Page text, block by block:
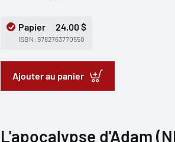
Papier 24,00 $
ISBN: 9782763770550
Ajouter au panier
L'apocalypse d'Adam